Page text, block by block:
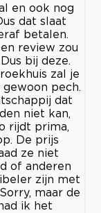
en ook nog
dat slaat
betalen.
review zou
bij deze.
zal je
pech.
dat
niet kan,
rijdt prima,
De prijs
ze niet
of anderen
zijn met
maar de
ik het